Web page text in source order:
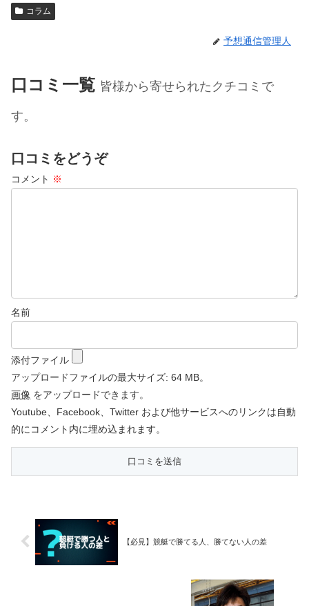
コラム
予想通信管理人
口コミ一覧 皆様から寄せられたクチコミで
す。
口コミをどうぞ
コメント ※
名前
添付ファイル
アップロードファイルの最大サイズ: 64 MB。
画像 をアップロードできます。
Youtube、Facebook、Twitter および他サービスへのリンクは自動
的にコメント内に埋め込まれます。
【必見】競艇で勝てる人、勝てない人の差